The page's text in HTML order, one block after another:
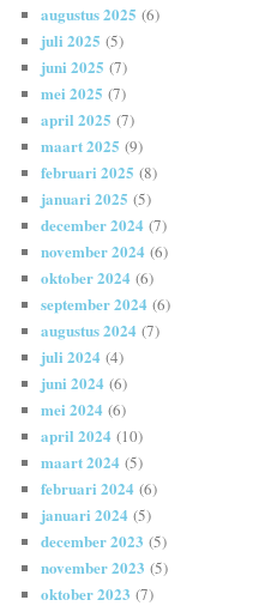
augustus 2025 (6)
juli 2025 (5)
juni 2025 (7)
mei 2025 (7)
april 2025 (7)
maart 2025 (9)
februari 2025 (8)
januari 2025 (5)
december 2024 (7)
november 2024 (6)
oktober 2024 (6)
september 2024 (6)
augustus 2024 (7)
juli 2024 (4)
juni 2024 (6)
mei 2024 (6)
april 2024 (10)
maart 2024 (5)
februari 2024 (6)
januari 2024 (5)
december 2023 (5)
november 2023 (5)
oktober 2023 (7)